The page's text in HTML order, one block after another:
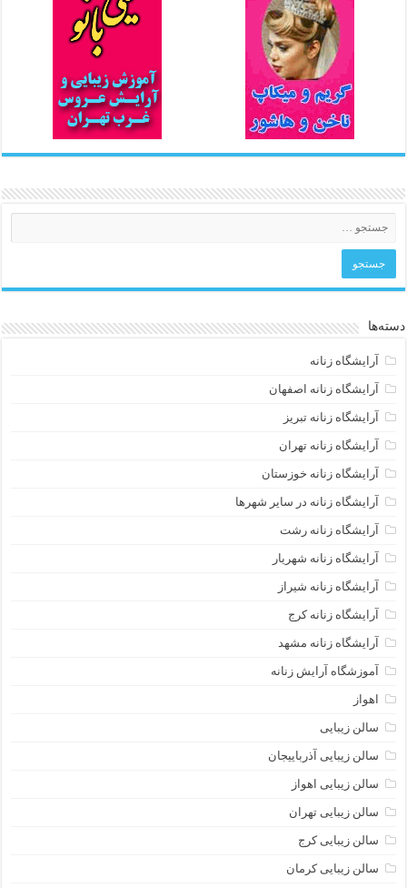
دسته‌ها
آرایشگاه زنانه
آرایشگاه زنانه اصفهان
آرایشگاه زنانه تبریز
آرایشگاه زنانه تهران
آرایشگاه زنانه خوزستان
آرایشگاه زنانه در سایر شهرها
آرایشگاه زنانه رشت
آرایشگاه زنانه شهریار
آرایشگاه زنانه شیراز
آرایشگاه زنانه کرج
آرایشگاه زنانه مشهد
آموزشگاه آرایش زنانه
اهواز
سالن زیبایی
سالن زیبایی آذرباییجان
سالن زیبایی اهواز
سالن زیبایی تهران
سالن زیبایی کرج
سالن زیبایی کرمان